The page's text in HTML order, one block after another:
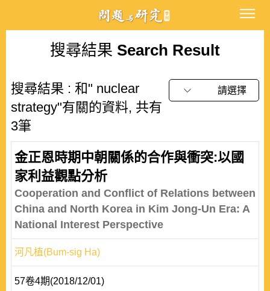
搜尋結果 Search Result
搜尋結果 : 和" nuclear
strategy"有關的資料, 共有
3筆
請選擇
金正恩時期中朝關係的合作與衝突:以國
家利益觀點分析
Cooperation and Conflict of Relations between
China and North Korea in Kim Jong-Un Era: A
National Interest Perspective
河凡植(Bum-sig Ha)
57卷4期(2018/12/01)